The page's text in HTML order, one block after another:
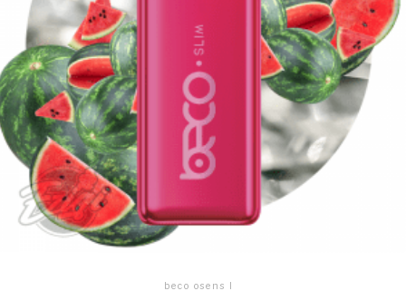
beco osens l